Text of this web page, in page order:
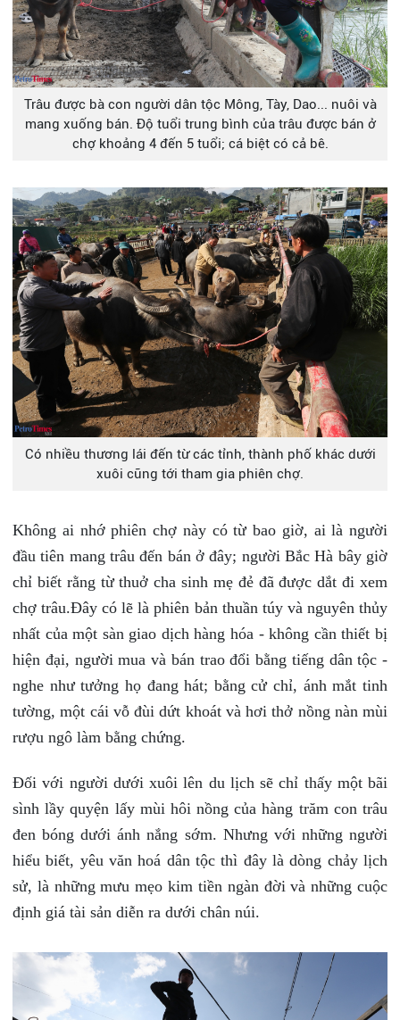
Trâu được bà con người dân tộc Mông, Tày, Dao... nuôi và
mang xuống bán. Độ tuổi trung bình của trâu được bán ở
chợ khoảng 4 đến 5 tuổi; cá biệt có cả bê.
Có nhiều thương lái đến từ các tỉnh, thành phố khác dưới
xuôi cũng tới tham gia phiên chợ.
Không ai nhớ phiên chợ này có từ bao giờ, ai là người
đầu tiên mang trâu đến bán ở đây; người Bắc Hà bây giờ
chỉ biết rằng từ thuở cha sinh mẹ đẻ đã được dắt đi xem
chợ trâu.Đây có lẽ là phiên bản thuần túy và nguyên thủy
nhất của một sàn giao dịch hàng hóa - không cần thiết bị
hiện đại, người mua và bán trao đổi bằng tiếng dân tộc -
nghe như tưởng họ đang hát; bằng cử chỉ, ánh mắt tinh
tường, một cái vỗ đùi dứt khoát và hơi thở nồng nàn mùi
rượu ngô làm bằng chứng.
Đối với người dưới xuôi lên du lịch sẽ chỉ thấy một bãi
sình lầy quyện lấy mùi hôi nồng của hàng trăm con trâu
đen bóng dưới ánh nắng sớm. Nhưng với những người
hiểu biết, yêu văn hoá dân tộc thì đây là dòng chảy lịch
sử, là những mưu mẹo kim tiền ngàn đời và những cuộc
định giá tài sản diễn ra dưới chân núi.